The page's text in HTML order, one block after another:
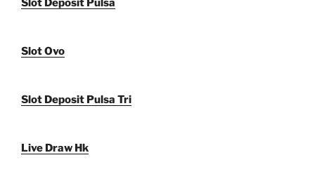
Slot Deposit Pulsa
Slot Ovo
Slot Deposit Pulsa Tri
Live Draw Hk